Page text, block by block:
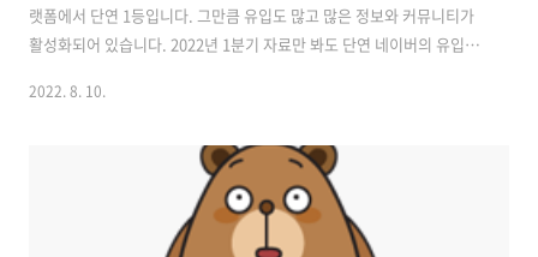
랫폼에서 단연 1등입니다. 그만큼 유입도 많고 많은 정보와 커뮤니티가
활성화되어 있습니다. 2022년 1분기 자료만 봐도 단연 네이버의 유입률
버가 독주를 하고 있습니다. 이런 유입률을 바탕으로 보면 네이버 블로그
고 참가도 할 수 있다. -이미 만든 틀 안에서 많은 툴을 사용해서 글만 쓰
면 된다.(운영 난이도가 낮다) 2. 네이버 블로그의 단점 네이버 블로그를
통해 수익을 얻고 싶은 분들한테는 광고수익이 많이 적다고 생각하실 겁
니다. 네이버에는 또 구글애드센스 광고를 할 수 없습니다. 네이버도 구..
2022. 8. 10.